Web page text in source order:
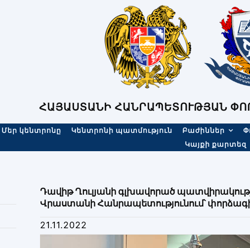
ՀԱՅԱՍՏԱՆԻ ՀԱՆՐԱՊԵՏՈՒԹՅԱՆ
Մեր կենտրոնը Կենտրոնի պատմություն Բաժիններ
Կայքի քարտեզ
Դավիթ Ղուլյանի գլխավորած
Վրաստանի Հանրապետությունում՝
21.11.2022